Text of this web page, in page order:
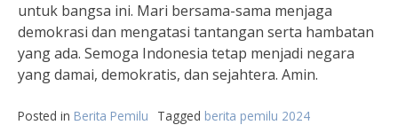
untuk bangsa ini. Mari bersama-sama menjaga
demokrasi dan mengatasi tantangan serta hambatan
yang ada. Semoga Indonesia tetap menjadi negara
yang damai, demokratis, dan sejahtera. Amin.
Posted in Berita Pemilu Tagged berita pemilu 2024